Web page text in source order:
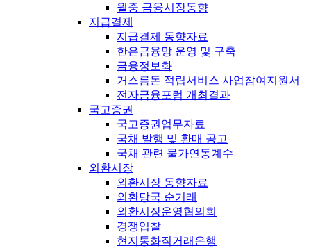
월중 금융시장동향
지급결제
지급결제 동향자료
한은금융망 운영 및 구축
금융정보화
거스름돈 적립서비스 사업참여지원서
전자금융포럼 개최결과
국고증권
국고증권업무자료
국채 발행 및 환매 공고
국채 관련 물가연동계수
외환시장
외환시장 동향자료
외환당국 순거래
외환시장운영협의회
경쟁입찰
현지통화직거래은행